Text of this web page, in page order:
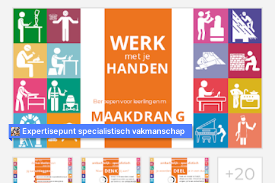
Expertisepunt specialistisch vakmanschap